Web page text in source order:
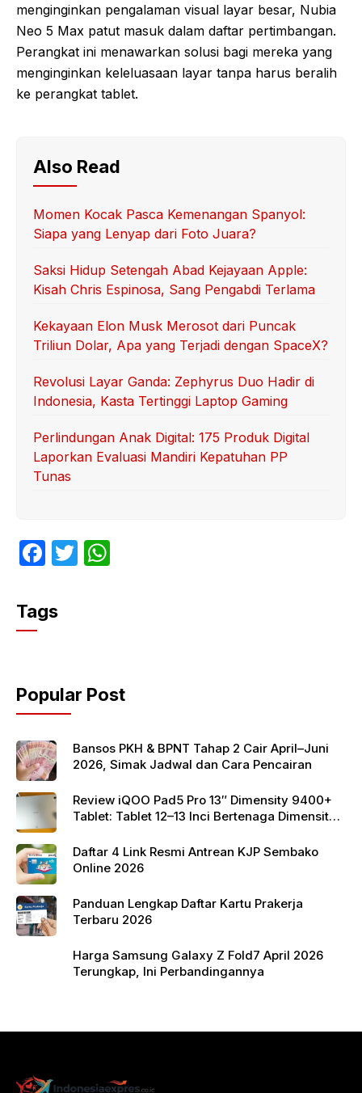
menginginkan pengalaman visual layar besar, Nubia
Neo 5 Max patut masuk dalam daftar pertimbangan.
Perangkat ini menawarkan solusi bagi mereka yang
menginginkan keleluasaan layar tanpa harus beralih
ke perangkat tablet.
Also Read
Momen Kocak Pasca Kemenangan Spanyol:
Siapa yang Lenyap dari Foto Juara?
Saksi Hidup Setengah Abad Kejayaan Apple:
Kisah Chris Espinosa, Sang Pengabdi Terlama
Kekayaan Elon Musk Merosot dari Puncak
Triliun Dolar, Apa yang Terjadi dengan SpaceX?
Revolusi Layar Ganda: Zephyrus Duo Hadir di
Indonesia, Kasta Tertinggi Laptop Gaming
Perlindungan Anak Digital: 175 Produk Digital
Laporkan Evaluasi Mandiri Kepatuhan PP
Tunas
F
c
e
o
o
k
T
p
p
Tags
Popular Post
Bansos PKH & BPNT Tahap 2 Cair April–Juni
2026, Simak Jadwal dan Cara Pencairan
Review iQOO Pad5 Pro 13″ Dimensity 9400+
Tablet: Tablet 12–13 Inci Bertenaga Dimensity
Daftar 4 Link Resmi Antrean KJP Sembako
Online 2026
Panduan Lengkap Daftar Kartu Prakerja
Terbaru 2026
Harga Samsung Galaxy Z Fold7 April 2026
Terungkap, Ini Perbandingannya